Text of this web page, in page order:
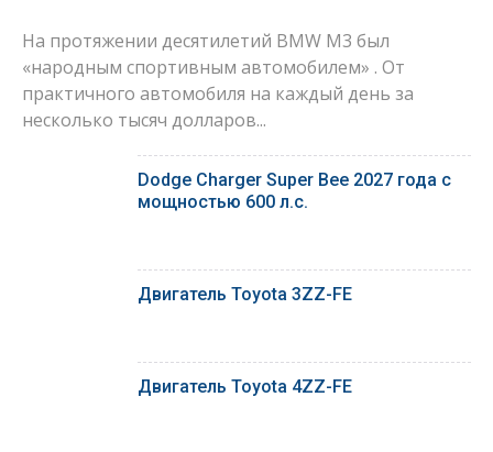
На протяжении десятилетий BMW M3 был
«народным спортивным автомобилем» . От
практичного автомобиля на каждый день за
несколько тысяч долларов...
Dodge Charger Super Bee 2027 года с
мощностью 600 л.с.
Двигатель Toyota 3ZZ-FE
Двигатель Toyota 4ZZ-FE